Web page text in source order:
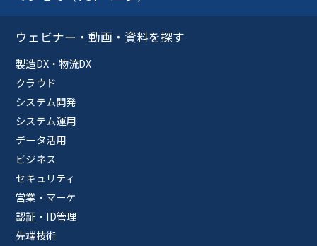
ウェビナー・動画・資料を探す
製造DX・物流DX
クラウド
システム開発
システム運用
データ活用
ビジネス
セキュリティ
営業・マーケ
認証・ID管理
先端技術